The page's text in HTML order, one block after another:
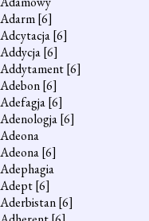
Adarm[6]
Adcytacja[6]
Addycja[6]
Addytament[6]
Adebon[6]
Adefagja[6]
Adenologja[6]
Adeona
Adeona[6]
Adephagia
Adept[6]
Aderbistan[6]